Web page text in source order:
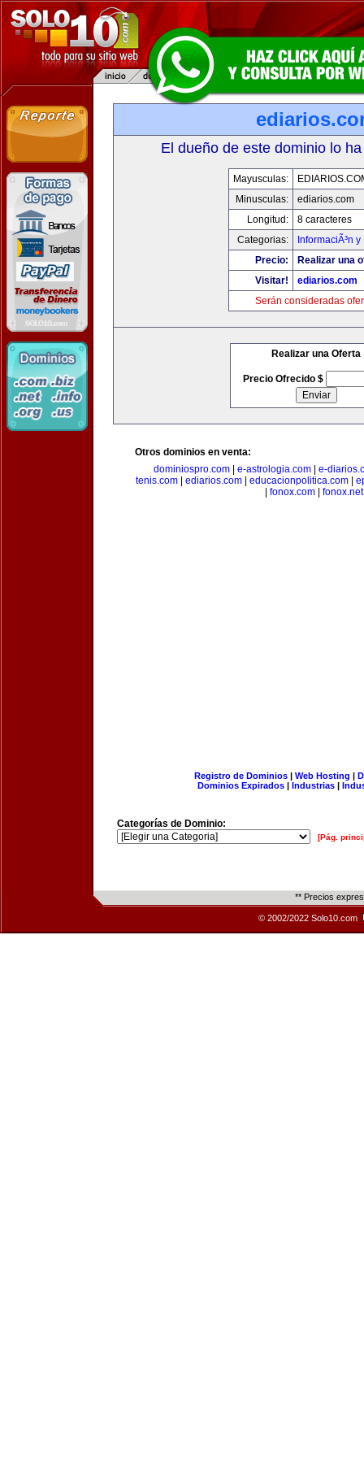
El dueño de este dominio lo
Mayusculas:
Minusculas:
ediarios.com
Longitud:
8 caracteres
Categorias:
InformaciÃ³n
Precio:
Realizar una
Visitar!
ediarios.com
Serán consideradas
Realizar una Oferta
Precio Ofrecido $
Otros dominios en venta:
dominiospro.com
e-astrologia.com
e-
tenis.com
ediarios.com educacionpolitica.com
fonox.com| fonox.net
Registro de Dominios| Web Hosting |
Dominios Expirados | Industrias |
Categorías de Dominio:
[Pág.
** Precios
© 2002/2022 Solo10.com